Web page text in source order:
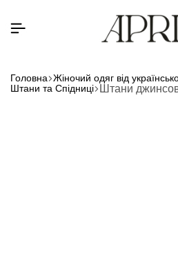
Головна Жіночий одяг від
Штани та Спідниці Штани